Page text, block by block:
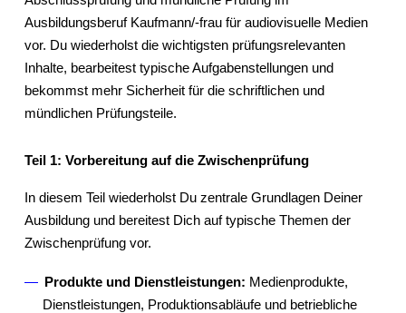
Ausbildungsberuf Kaufmann/-frau für audiovisuelle Medien
vor. Du wiederholst die wichtigsten prüfungsrelevanten
Inhalte, bearbeitest typische Aufgabenstellungen und
bekommst mehr Sicherheit für die schriftlichen und
mündlichen Prüfungsteile.
Teil 1: Vorbereitung auf die Zwischenprüfung
In diesem Teil wiederholst Du zentrale Grundlagen Deiner
Ausbildung und bereitest Dich auf typische Themen der
Zwischenprüfung vor.
Produkte und Dienstleistungen: Medienprodukte,
Dienstleistungen, Produktionsabläufe und betriebliche